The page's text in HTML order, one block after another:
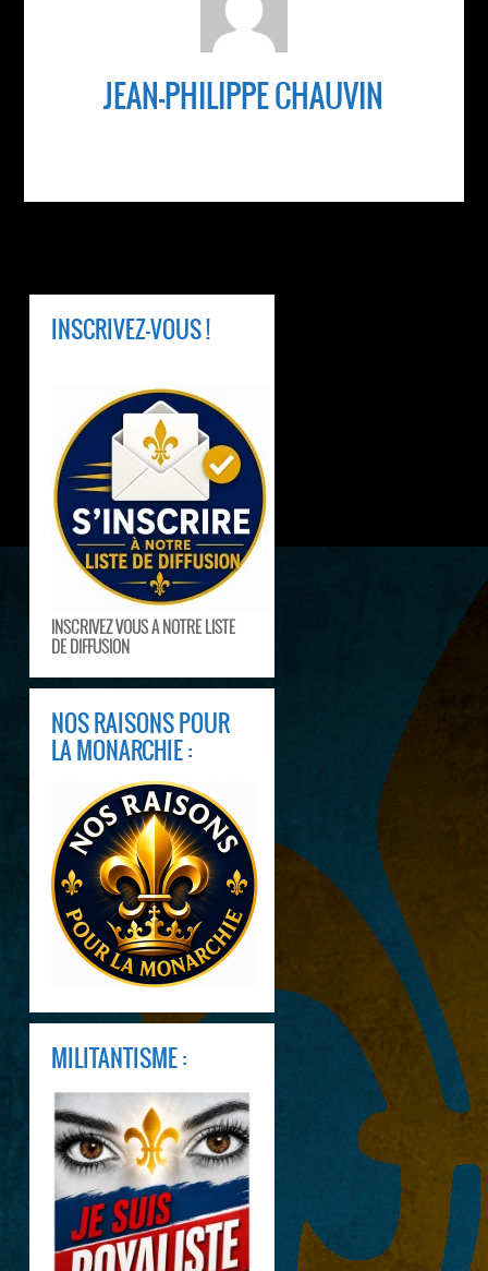
JEAN-PHILIPPE CHAUVIN
INSCRIVEZ-VOUS !
INSCRIVEZ VOUS A NOTRE LISTE
DE DIFFUSION
NOS RAISONS POUR
LA MONARCHIE :
MILITANTISME :